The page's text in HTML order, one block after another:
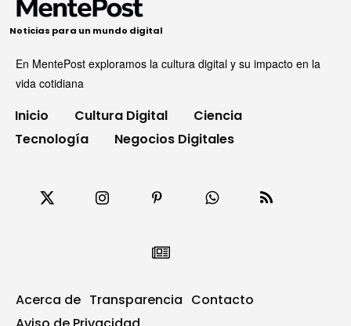
Noticias para un mundo digital
En MentePost exploramos la cultura digital y su impacto en la
vida cotidiana
Inicio Cultura Digital
Ciencia
Tecnología
Negocios Digitales
Acerca de Transparencia Contacto